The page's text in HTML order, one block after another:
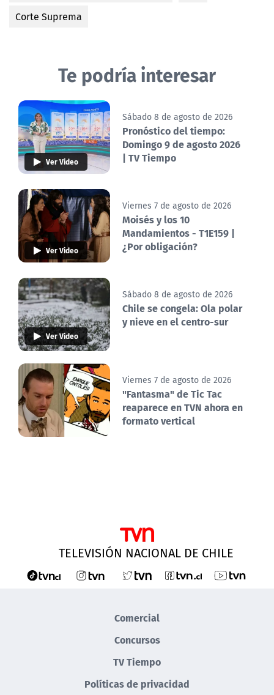
Corte Suprema
Te podría interesar
Ver Video
Sábado 8 de agosto de 2026
Pronóstico del tiempo:
Domingo 9 de agosto 2026
| TV Tiempo
Ver Video
Viernes 7 de agosto de 2026
Moisés y los 10
Mandamientos - T1E159 |
¿Por obligación?
Ver Video
Sábado 8 de agosto de 2026
Chile se congela: Ola polar
y nieve en el centro-sur
Viernes 7 de agosto de 2026
"Fantasma" de Tic Tac
reaparece en TVN ahora en
formato vertical
TELEVISIÓN NACIONAL DE CHILE
Comercial
Concursos
TV Tiempo
Políticas de privacidad